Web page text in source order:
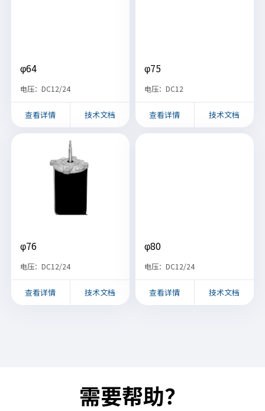
φ64
电压：DC12/24
查看详情 技术文档
φ75
电压：DC12
查看详情 技术文档
φ76
电压：DC12/24
查看详情 技术文档
φ80
电压：DC12/24
查看详情 技术文档
需要帮助？